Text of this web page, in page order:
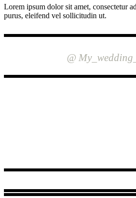
Lorem ipsum dolor sit amet, consectetur
purus, eleifend vel sollicitudin ut.
@